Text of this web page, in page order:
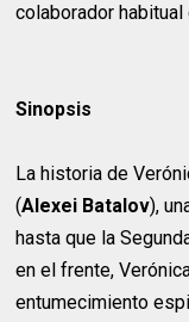
colaborador habitual
Sinopsis
La historia de
(Alexei Batalov),
hasta que la
en el frente,
entumecimiento